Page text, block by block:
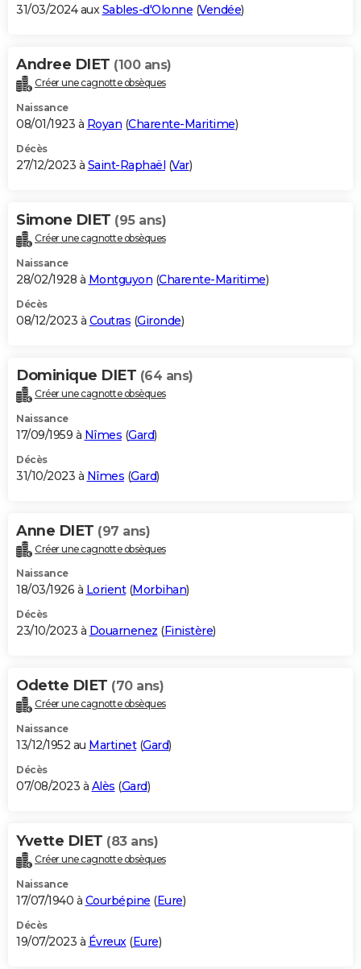
31/03/2024 auxSables-d'Olonne (Vendée)
Andree DIET (100 ans)
Créer une cagnotte obsèques
Naissance
08/01/1923 à Royan (Charente-Maritime)
Décès
27/12/2023 à Saint-Raphaël (Var)
Simone DIET (95 ans)
Créer une cagnotte obsèques
Naissance
28/02/1928 à Montguyon (Charente-Maritime)
Décès
08/12/2023 à Coutras (Gironde)
Dominique DIET (64 ans)
Créer une cagnotte obsèques
Naissance
17/09/1959 à Nîmes (Gard)
Décès
31/10/2023 à Nîmes (Gard)
Anne DIET (97 ans)
Créer une cagnotte obsèques
Naissance
18/03/1926 à Lorient(Morbihan)
Décès
23/10/2023 à Douarnenez (Finistère)
Odette DIET (70 ans)
Créer une cagnotte obsèques
Naissance
13/12/1952 au Martinet(Gard)
Décès
07/08/2023 à Alès (Gard)
Yvette DIET (83 ans)
Créer une cagnotte obsèques
Naissance
17/07/1940 à Courbépine (Eure)
Décès
19/07/2023 à Évreux(Eure)